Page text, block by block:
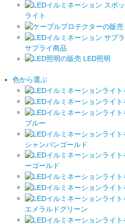
ライト
サプライ商品
LED照明
色から選ぶ
ブルー
シャンパンゴールド
ーゴールド
エメラルドグリーン